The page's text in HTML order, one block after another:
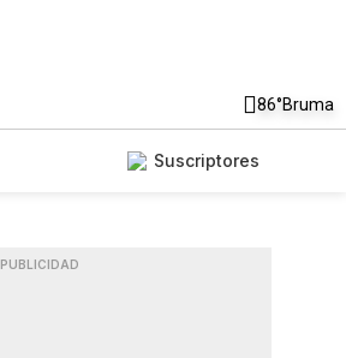
86°Bruma
Suscriptores
PUBLICIDAD